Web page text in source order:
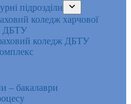
підрозділи
коледж харчової
ДБТУ
коледж ДБТУ
– бакалаври